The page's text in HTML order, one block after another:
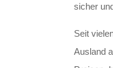
sicher
Seit
Ausland